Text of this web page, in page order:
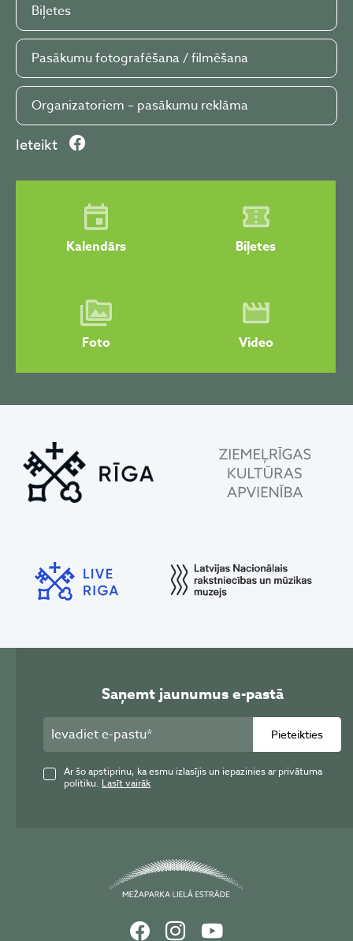
Biļetes
Pasākumu fotografēšana / filmēšana
Organizatoriem – pasākumu reklāma
Ieteikt
Kalendārs Biļetes
Foto Video
Saņemt jaunumus e-pastā
Pieteikties
Ar šo apstiprinu, ka esmu izlasījis un iepazinies ar privātuma
politiku. Lasīt vairāk